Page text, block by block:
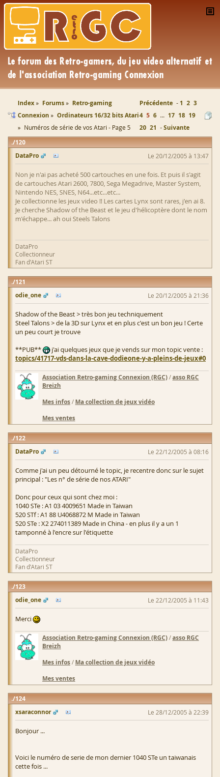
Index Forums
Retro-gaming
Connexion
Ordinateurs 16/32 bits Atari
Numéros de série de vos Atari - Page 5
Précédente 1 2 3
4 5 6 ... 17 18 19
20 21
Suivante
120
DataPro
Le 20/12/2005 à 13:47
Non je n'ai pas acheté 500 cartouches en une fois. Et puis il s'agit
de cartouches Atari 2600, 7800, Sega Megadrive, Master System,
Nintendo NES, SNES, N64...etc...etc...
Je collectionne les jeux video !! Les cartes Lynx sont rares, j'en ai 8.
Je cherche Shadow of the Beast et le jeu d'hélicoptère dont le nom
m'échappe... ah oui Steels Talons
DataPro
Collectionneur
Fan d'Atari ST
121
odie_one
Le 20/12/2005 à 21:36
Shadow of the Beast > très bon jeu techniquement
Steel Talons > de la 3D sur Lynx et en plus c'est un bon jeu ! Certe
un peu court je trouve
**PUB**
j'ai quelques jeux que je vends sur mon topic vente :
topics/41717-vds-dans-la-cave-dodieone-y-a-pleins-de-jeux#0
Association Retro-gaming Connexion (RGC)/asso RGC
Breizh
Mes infos/ Ma collection de jeux vidéo
Mes ventes
122
DataPro
Le 22/12/2005 à 08:16
Comme j'ai un peu détourné le topic, je recentre donc sur le sujet
principal : "Les n° de série de nos ATARI"
Donc pour ceux qui sont chez moi :
1040 STe : A1 03 4009651 Made in Taiwan
520 STf : A1 88 U4068872 M Made in Taiwan
520 STe : X2 274011389 Made in China - en plus il y a un 1
tamponné à l'encre sur l'étiquette
DataPro
Collectionneur
Fan d'Atari ST
123
odie_one
Le 22/12/2005 à 11:43
Merci
Association Retro-gaming Connexion (RGC)/asso RGC
Breizh
Mes infos/ Ma collection de jeux vidéo
Mes ventes
124
xsaraconnor
Le 28/12/2005 à 22:39
Bonjour ...
Voici le numéro de serie de mon dernier 1040 STe un taiwanais
cette fois ...